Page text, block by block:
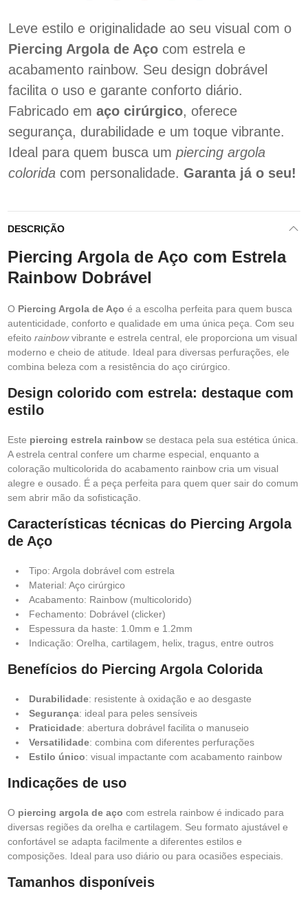
Leve estilo e originalidade ao seu visual com o
Piercing Argola de Aço com estrela e
acabamento rainbow. Seu design dobrável
facilita o uso e garante conforto diário.
Fabricado em aço cirúrgico, oferece
segurança, durabilidade e um toque vibrante.
Ideal para quem busca um piercing argola
colorida com personalidade. Garanta já o seu!
DESCRIÇÃO
Piercing Argola de Aço com Estrela
Rainbow Dobrável
O Piercing Argola de Aço é a escolha perfeita para quem busca
autenticidade, conforto e qualidade em uma única peça. Com seu
efeito rainbowvibrante e estrela central, ele proporciona um visual
moderno e cheio de atitude. Ideal para diversas perfurações, ele
combina beleza com a resistência do aço cirúrgico.
Design colorido com estrela: destaque com
estilo
Este piercing estrela rainbow se destaca pela sua estética única.
A estrela central confere um charme especial, enquanto a
coloração multicolorida do acabamento rainbow cria um visual
alegre e ousado. É a peça perfeita para quem quer sair do comum
sem abrir mão da sofisticação.
Características técnicas do Piercing Argola
de Aço
Tipo: Argola dobrável com estrela
Material: Aço cirúrgico
Acabamento: Rainbow (multicolorido)
Fechamento: Dobrável (clicker)
Espessura da haste: 1.0mm e 1.2mm
Indicação: Orelha, cartilagem, helix, tragus, entre outros
Benefícios do Piercing Argola Colorida
Durabilidade: resistente à oxidação e ao desgaste
Segurança: ideal para peles sensíveis
Praticidade: abertura dobrável facilita o manuseio
Versatilidade: combina com diferentes perfurações
Estilo único: visual impactante com acabamento rainbow
Indicações de uso
O piercing argola de aço com estrela rainbow é indicado para
diversas regiões da orelha e cartilagem. Seu formato ajustável e
confortável se adapta facilmente a diferentes estilos e
composições. Ideal para uso diário ou para ocasiões especiais.
Tamanhos disponíveis